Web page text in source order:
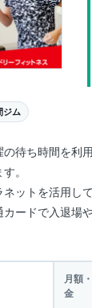
ジム
待ち時間を利
。
ットを活用し
ードで入退場
月額
金